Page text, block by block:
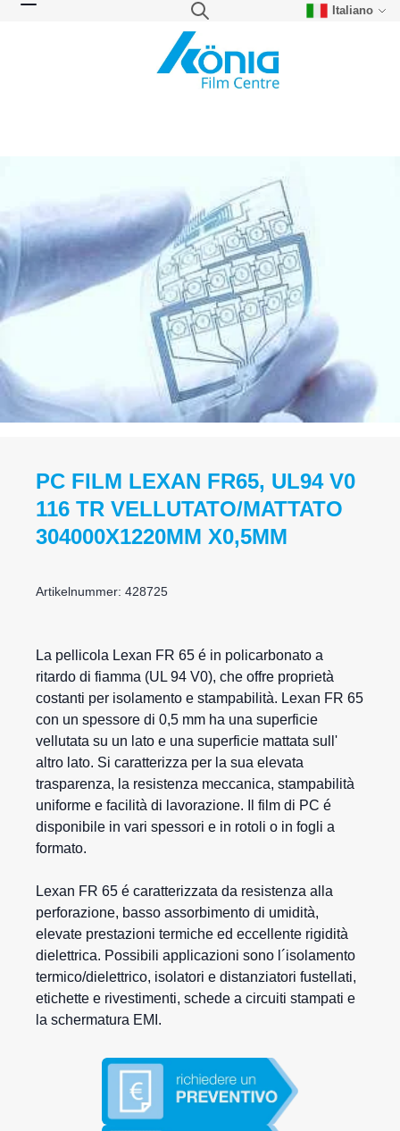
Search
Italiano
PC FILM LEXAN FR65, UL94 V0
116 TR VELLUTATO/MATTATO
304000X1220MM X0,5MM
Artikelnummer: 428725
La pellicola Lexan FR 65 é in policarbonato a
ritardo di fiamma (UL 94 V0), che offre proprietà
costanti per isolamento e stampabilità. Lexan FR 65
con un spessore di 0,5 mm ha una superficie
vellutata su un lato e una superficie mattata sull'
altro lato. Si caratterizza per la sua elevata
trasparenza, la resistenza meccanica, stampabilità
uniforme e facilità di lavorazione. Il film di PC é
disponibile in vari spessori e in rotoli o in fogli a
formato.
Lexan FR 65 é caratterizzata da resistenza alla
perforazione, basso assorbimento di umidità,
elevate prestazioni termiche ed eccellente rigidità
dielettrica. Possibili applicazioni sono l´isolamento
termico/dielettrico, isolatori e distanziatori fustellati,
etichette e rivestimenti, schede a circuiti stampati e
la schermatura EMI.